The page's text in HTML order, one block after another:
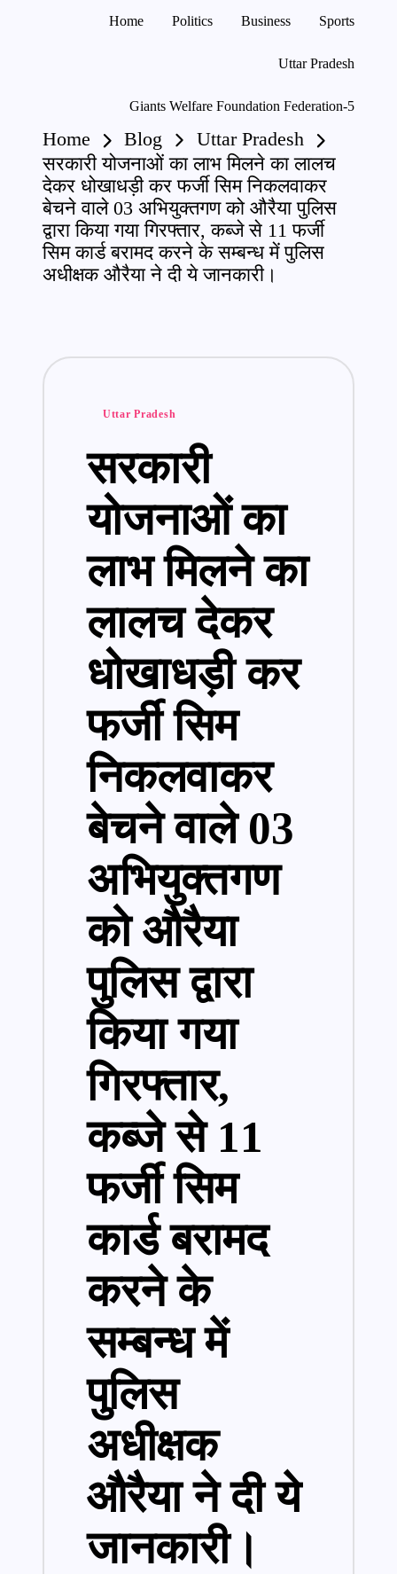
Home Politics Business Sports
Uttar Pradesh
Giants Welfare Foundation Federation-5
Home Blog
Uttar Pradesh
सरकारी योजनाओं का लाभ मिलने का लालच
देकर धोखाधड़ी कर फर्जी सिम निकलवाकर
बेचने वाले 03 अभियुक्तगण को औरैया पुलिस
द्वारा किया गया गिरफ्तार, कब्जे से 11 फर्जी
सिम कार्ड बरामद करने के सम्बन्ध में पुलिस
अधीक्षक औरैया ने दी ये जानकारी।
Posted
Uttar Pradesh
सरकारी
योजनाओं का
लाभ मिलने का
लालच देकर
धोखाधड़ी कर
फर्जी सिम
निकलवाकर
बेचने वाले 03
अभियुक्तगण
को औरैया
पुलिस द्वारा
किया गया
गिरफ्तार,
कब्जे से 11
फर्जी सिम
कार्ड बरामद
करने के
सम्बन्ध में
पुलिस
अधीक्षक
औरैया ने दी ये
जानकारी।